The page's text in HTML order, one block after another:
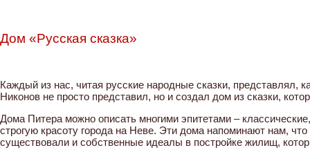
Дом «Русская сказка»
Каждый из нас, читая русские народные сказки, представлял,
Никонов не просто представил, но и создал дом из сказки,
Дома Питера можно описать многими эпитетами –
строгую красоту города на Неве. Эти дома напоминают нам,
существовали и собственные идеалы в постройке жилищ,